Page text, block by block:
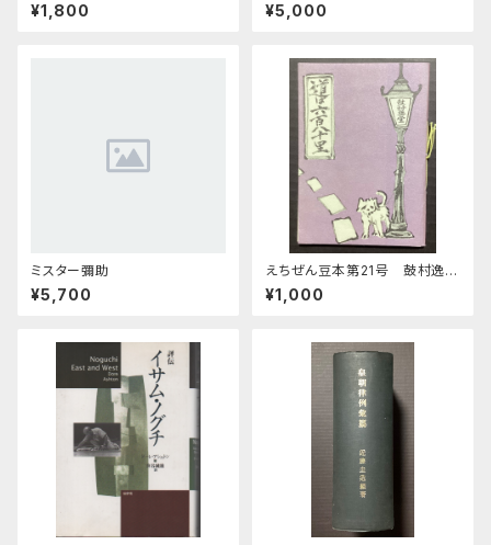
¥1,800 ¥5,000
ミスター彌助
¥5,700
えちぜん豆本第21号 鼓村逸話
集 道は六百八十里
¥1,000